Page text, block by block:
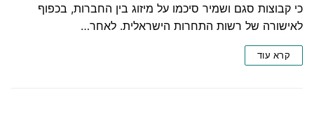
כי קבוצות סגם ושמיר סיכמו על מיזוג בין החברות, בכפוף
לאישורה של רשות התחרות הישראלית. לאחר…
קרא עוד